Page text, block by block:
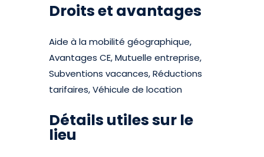
Droits et avantages
Aide à la mobilité géographique,
Avantages CE, Mutuelle entreprise,
Subventions vacances, Réductions
tarifaires, Véhicule de location
Détails utiles sur le
lieu